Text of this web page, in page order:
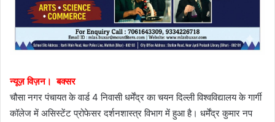
न्यूज़ विज़न। बक्सर
चौसा नगर पंचायत के वार्ड 4 निवासी धर्मेंद्र का चयन दिल्ली विश्वविद्यालय के गार्गी
कॉलेज में असिस्टेंट प्रोफेसर दर्शनशास्त्र विभाग में हुआ है। धर्मेंद्र कुमार नप